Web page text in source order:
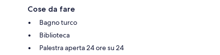
Cose da fare
Bagno turco
Biblioteca
Palestra aperta 24 ore su 24